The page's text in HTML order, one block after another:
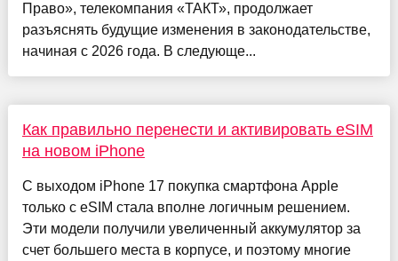
Право», телекомпания «ТАКТ», продолжает
разъяснять будущие изменения в законодательстве,
начиная с 2026 года. В следующе...
Как правильно перенести и активировать eSIM
на новом iPhone
С выходом iPhone 17 покупка смартфона Apple
только с eSIM стала вполне логичным решением.
Эти модели получили увеличенный аккумулятор за
счет большего места в корпусе, и поэтому многие